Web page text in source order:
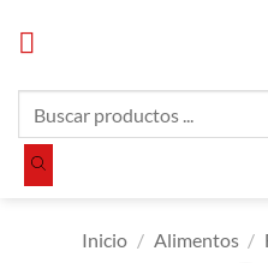
productos
Inicio / Alimentos /